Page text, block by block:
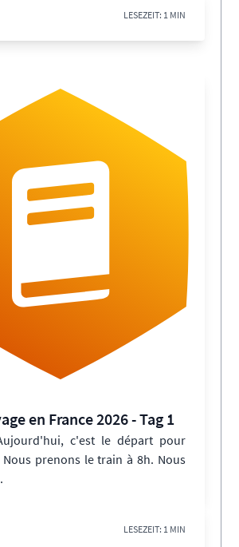
LESEZEIT: 1 MIN
en France 2026 - Tag 1
c'est le départ pour
prenons le train à 8h. Nous
LESEZEIT: 1 MIN